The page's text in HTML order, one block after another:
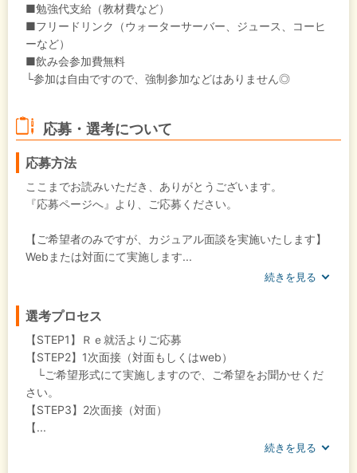
■勉強代支給（教材費など）
■フリードリンク（ウォーターサーバー、ジュース、コーヒ
ーなど）
■飲み会参加費無料
└参加は自由ですので、強制参加などはありません◎
応募・選考について
応募方法
ここまでお読みいただき、ありがとうございます。
『応募ページへ』より、ご応募ください。
【ご希望者のみですが、カジュアル面談を実施いたします】
Webまたは対面にて実施します...
続きを見る
選考プロセス
【STEP1】Ｒｅ就活よりご応募
【STEP2】1次面接（対面もしくはweb）
└ご希望形式にて実施しますので、ご希望をお聞かせくだ
さい。
【STEP3】2次面接（対面）
【...
続きを見る